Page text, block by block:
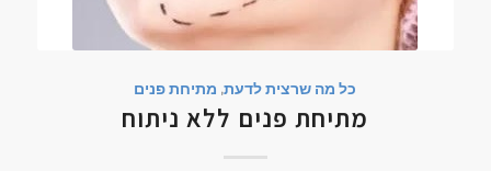
כל מה שרצית לדעת, מתיחת פנים
מתיחת פנים ללא ניתוח